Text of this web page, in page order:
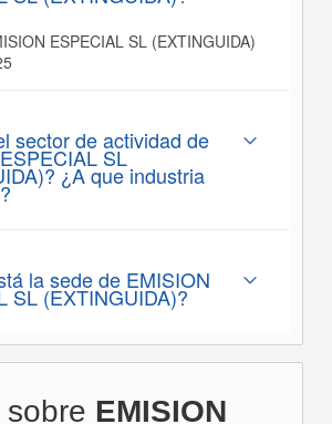
ESPECIAL SL (EXTINGUIDA)
sector de actividad de
SL
¿A que industria
la sede de EMISION
SL (EXTINGUIDA)?
sobre EMISION